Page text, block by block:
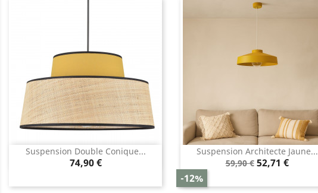
Suspension Double Conique...
Prix
74,90 €
Aperçu rapide Suspension Architecte Jaune...
Prix
base
59,90 €
-12%
Prix
52,71 €
Aperçu rapide